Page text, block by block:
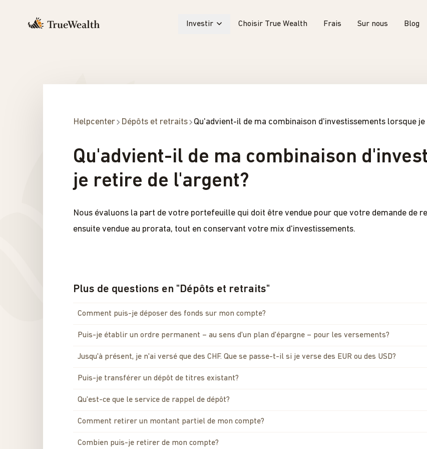
Investir Choisir True Wealth Frais Sur nous Blog
Helpcenter Dépôts et retraits Qu'advient-il de ma combinaison d'investissements lorsque
Qu'advient-il de ma combinaison
je retire de l'argent?
Nous évaluons la part de votre portefeuille qui doit être vendue pour que votre demande de
ensuite vendue au prorata, tout en conservant votre mix d'investissements.
Plus de questions en "Dépôts et retraits"
Comment puis-je déposer des fonds sur mon compte?
Puis-je établir un ordre permanent – au sens d'un plan d'épargne – pour les versements?
Jusqu'à présent, je n'ai versé que des CHF. Que se passe-t-il si je verse des EUR ou des USD?
Puis-je transférer un dépôt de titres existant?
Qu'est-ce que le service de rappel de dépôt?
Comment retirer un montant partiel de mon compte?
Combien puis-je retirer de mon compte?